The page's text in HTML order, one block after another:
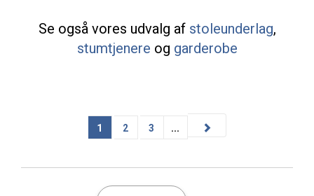
Se også vores udvalg af stoleunderlag,
stumtjenere og garderobe
1 2 3 ...